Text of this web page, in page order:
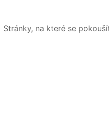
Stránky, na které se